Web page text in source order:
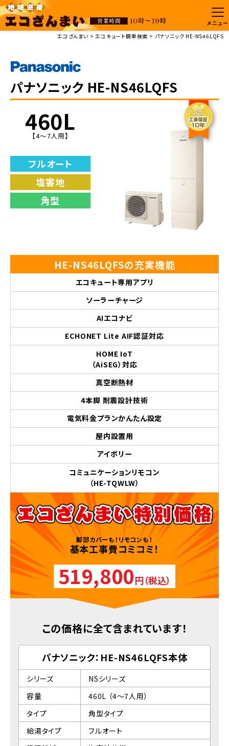
メニュー
エコざんまい
エコキュート簡単検索 パナソニック HE-NS46LQFS
パナソニック HE-NS46LQFS
460L
【4～7人用】
フルオート
塩害地
角型
HE-NS46LQFSの充実機能
エコキュート専用アプリ
ソーラーチャージ
AIエコナビ
ECHONET Lite AIF認証対応
HOME IoT
（AiSEG）対応
真空断熱材
4本脚 耐震設計技術
電気料金プランかんたん設定
屋内設置用
アイボリー
コミュニケーションリモコン
（HE-TQWLW）
脚部カバーも！リモコンも！
基本工事費コミコミ！
519,800円（税込）
この価格に全て含まれています！
パナソニック：HE-NS46LQFS本体
シリーズ
NSシリーズ
容量
460L （4～7人用）
タイプ
角型タイプ
給湯タイプ
フルオート